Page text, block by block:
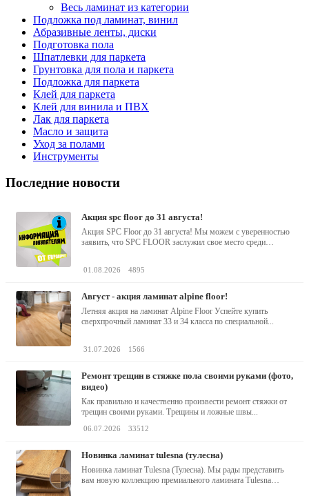
Весь ламинат из категории
Подложка под ламинат, винил
Абразивные ленты, диски
Подготовка пола
Шпатлевки для паркета
Грунтовка для пола и паркета
Подложка для паркета
Клей для паркета
Клей для винила и ПВХ
Лак для паркета
Масло и защита
Уход за полами
Инструменты
Последние новости
акция spc floor до 31 августа!
Акция SPC Floor до 31 августа! Мы можем с уверенностью
заявить, что SPC FLOOR заслужил свое место среди
01.08.2026 4895
август - акция ламинат alpine floor!
Летняя акция на ламинат Alpine Floor Успейте купить
сверхпрочный ламинат 33 и 34 класса по специальной...
31.07.2026 1566
ремонт трещин в стяжке пола своими руками (фото,
видео)
Как правильно и качественно произвести ремонт стяжки от
трещин своими руками. Трещины и ложные швы...
06.07.2026 33512
новинка ламинат tulesna (тулесна)
Новинка ламинат Tulesna (Тулесна). Мы рады представить
вам новую коллекцию премиального ламината Tulesna